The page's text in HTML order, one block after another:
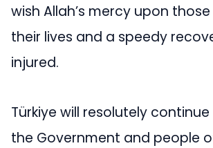
wish Allah’s mercy upon
their lives and a speedy
injured.
Türkiye will resolutely
the Government and people